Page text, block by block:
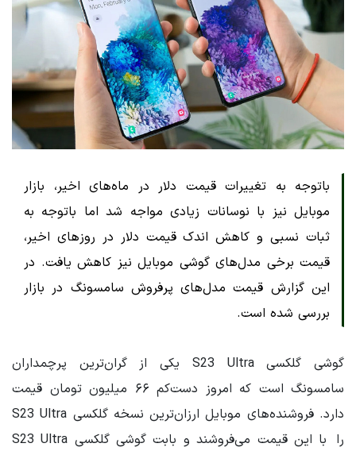
باتوجه به تغییرات قیمت دلار در ماه‌های اخیر، بازار
موبایل نیز با نوسانات زیادی مواجه شد اما باتوجه به
ثبات نسبی و کاهش اندک قیمت دلار در روزهای اخیر،
قیمت برخی مدل‌های گوشی موبایل نیز کاهش یافت. در
این گزارش قیمت مدل‌های پرفروش سامسونگ در بازار
بررسی شده است.
گوشی گلکسی S23 Ultra یکی از گران‌ترین پرچمداران
سامسونگ است که امروز دست‌کم ۶۶ میلیون تومان قیمت
دارد. فروشنده‌های موبایل ارزان‌ترین نسخه گلکسی S23 Ultra
را با این قیمت می‌فروشند و بابت گوشی گلکسی S23 Ultra